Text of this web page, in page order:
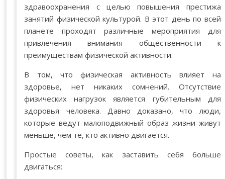
здравоохранения с целью повышения престижа
занятий физической культурой. В этот день по всей
планете проходят различные мероприятия для
привлечения внимания общественности к
преимуществам физической активности.
В том, что физическая активность влияет на
здоровье, нет никаких сомнений. Отсутствие
физических нагрузок является губительным для
здоровья человека. Давно доказано, что люди,
которые ведут малоподвижный образ жизни живут
меньше, чем те, кто активно двигается.
Простые советы, как заставить себя больше
двигаться: